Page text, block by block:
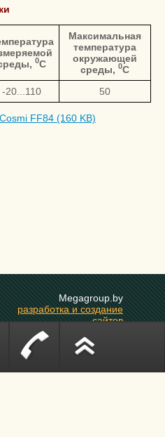
0С
Максимальная
температура
окружающей
среды, 0С
-20...110 50
FF84 (160 KB)
Megagroup.by
разработка и создание
сайтов